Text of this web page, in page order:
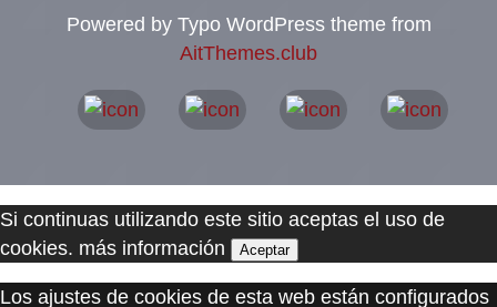
Powered by Typo WordPress theme from
AitThemes.club
Si continuas utilizando este sitio aceptas el uso de
cookies. más información Aceptar
Los ajustes de cookies de esta web están configurados